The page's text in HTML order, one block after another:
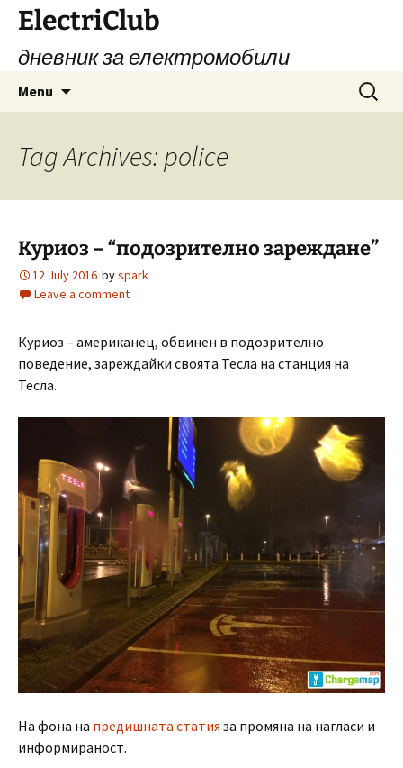
Skip
content
ElectriClub
дневник за електромобили
Menu
Search
for:
Tag Archives: police
Куриоз – “подозрително зареждане”
12 July 2016 byspark
Leave a comment
Куриоз – американец, обвинен в подозрително
поведение, зареждайки своята Тесла на станция на
Тесла.
На фона на предишната статия за промяна на нагласи и
информираност.